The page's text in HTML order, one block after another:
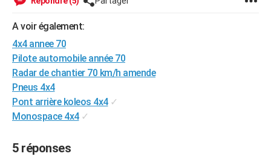
GUIDES D'ACHAT
BONS PLANS
CARTE DE VOEUX
Carte de Noël
Carte Bonne année
Carte Saint-Valentin
Carte Pâques
Carte d'anniversaire
DICTIONNAIRE
Dictionnaire
Biographies
Citations
Expressions
Proverbes
PROGRAMME TV
COPAINS D'AVANT
A voir également:
4x4 annee 70
Pilote automobile année 70
Radar de chantier 70 km/h amende
Pneus 4x4
Pont arrière koleos 4x4 ✓
Monospace 4x4 ✓
5 réponses